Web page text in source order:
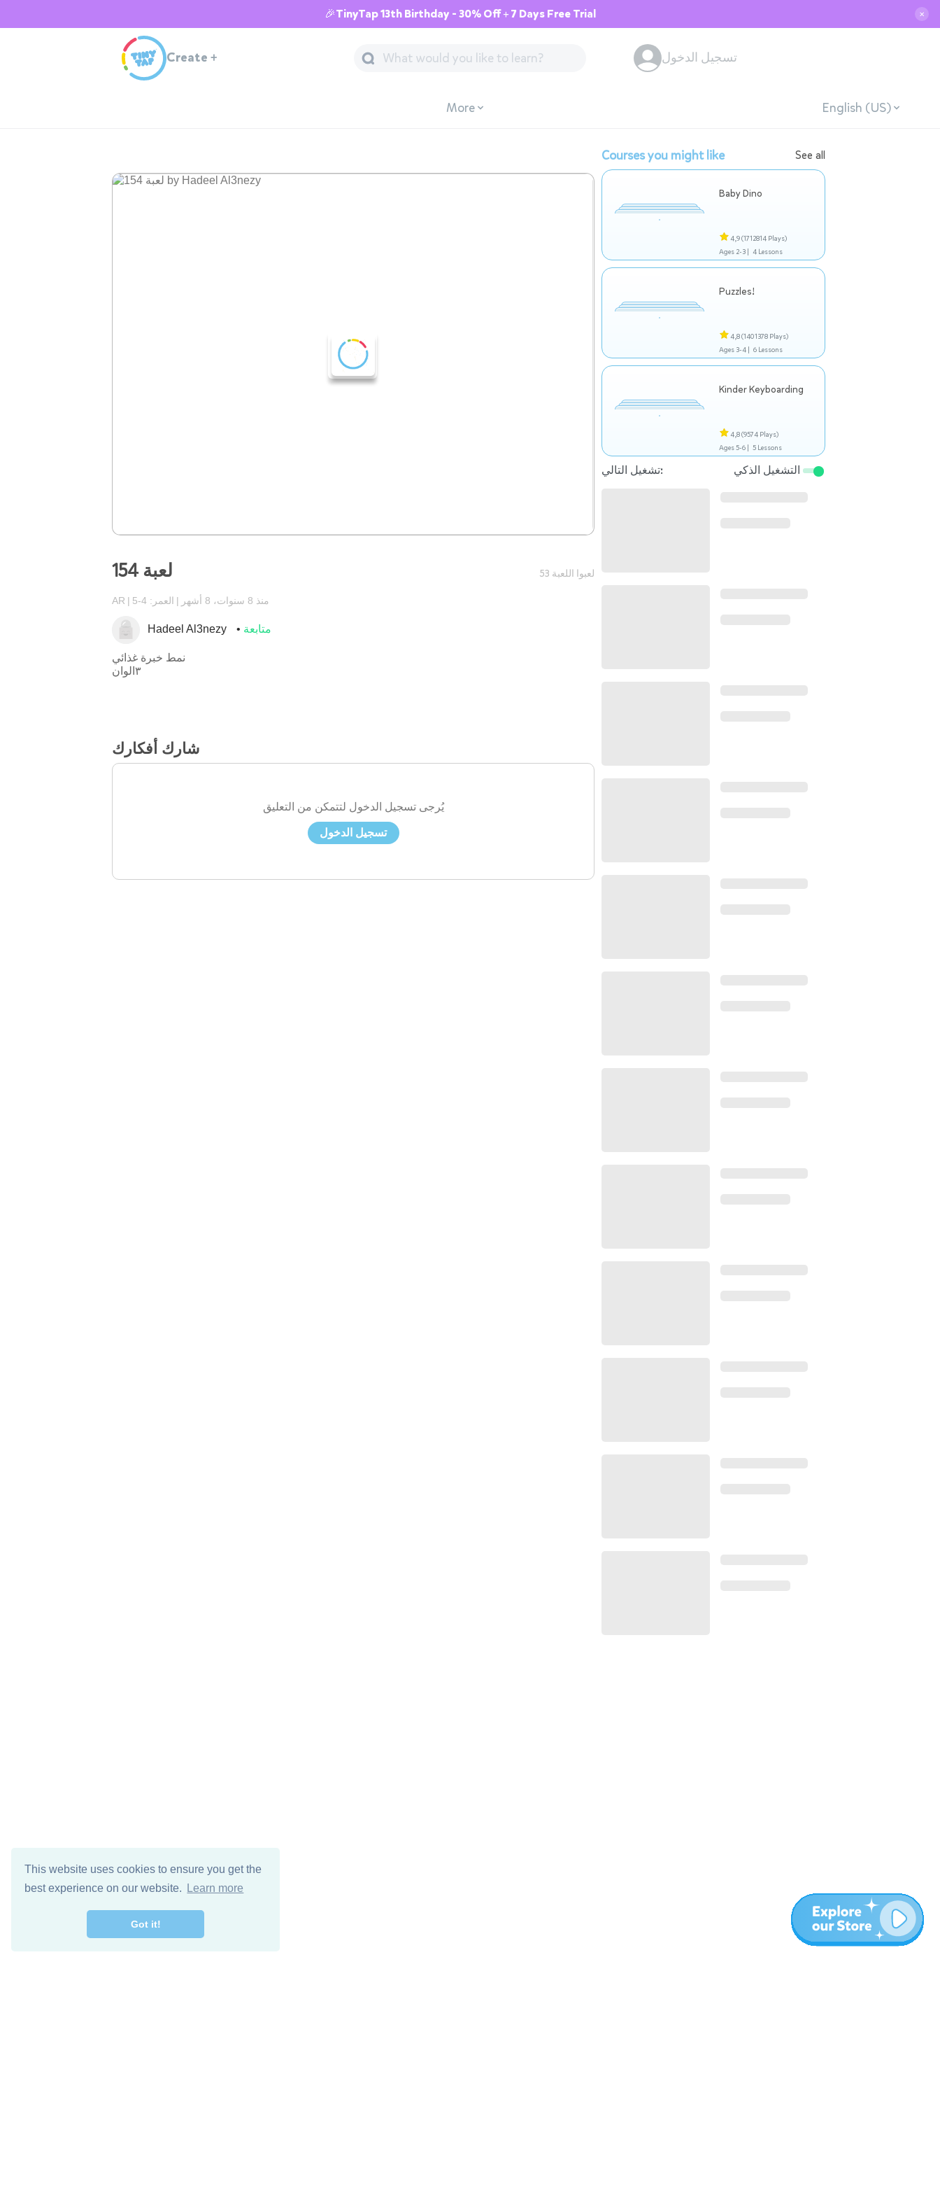
This website uses cookies to ensure you get the
best experience on our website.
Learn more
Got it!
🎉TinyTap 13th Birthday - 30% Off + 7 Days Free Trial ✕
Create + تسجيل الدخول
More English (US)
لعبة 154 53 لعبوا اللعبة
AR العمر: 4-5 منذ 8 سنوات، 8 أشهر
Hadeel Al3nezy متابعة
نمط خبرة غذائي
٣الوان
شارك أفكارك
يُرجى تسجيل الدخول لتتمكن من التعليق
تسجيل الدخول
Courses you might like See all
Baby Dino
4,9(1712814 Plays)
Ages 2-3 | 4 Lessons
Puzzles!
4,8(1401378 Plays)
Ages 3-4 | 6 Lessons
Kinder Keyboarding
4,8(9574 Plays)
Ages 5-6 | 5 Lessons
تشغيل التالي: